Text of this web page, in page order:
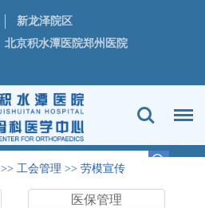
新龙泽院区
北京积水潭医院郑州医院
>> 工会管理 >> 劳模宣传
医保管理